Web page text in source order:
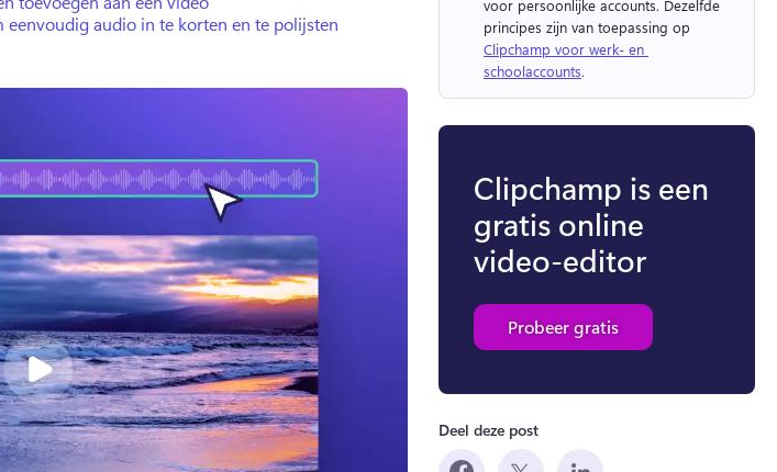
eenvoudig audio in te korten en te polijsten
voor persoonlijke accounts. Dezelfde
Clipchamp voor werk- en
schoolaccounts.
Clipchamp is een
gratis online
video-editor
Probeer gratis
Deel deze post